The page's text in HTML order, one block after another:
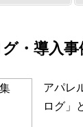
・導入事
アパレ
ログ」